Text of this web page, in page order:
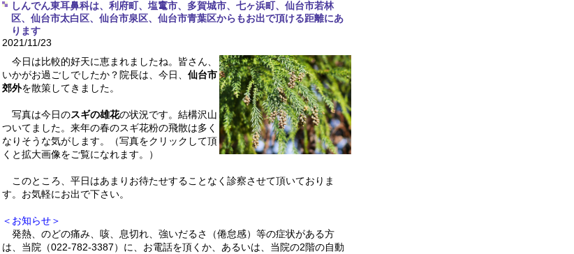
しんでん東耳鼻科は、利府町、塩竃市、多賀城市、七ヶ浜町、仙台市若林
区、仙台市太白区、仙台市泉区、仙台市青葉区からもお出で頂ける距離にあ
ります
2021/11/23
今日は比較的好天に恵まれましたね。皆さん、
いかがお過ごしでしたか？院長は、今日、 仙台市
郊外を散策してきました。
写真は今日のスギの雄花の状況です。結構沢山
ついてました。来年の春のスギ花粉の飛散は多く
なりそうな気がします。（写真をクリックして頂
くと拡大画像をご覧になれます。）
このところ、平日はあまりお待たせすることなく診察させて頂いておりま
す。お気軽にお出で下さい。
＜お知らせ＞
発熱、のどの痛み、咳、息切れ、強いだるさ（倦怠感）等の症状がある方
は、当院（022-782-3387）に、お電話を頂くか、あるいは、当院の2階の自動